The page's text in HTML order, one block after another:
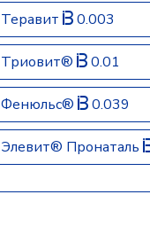
Теравит 0.003
Триовит® 0.01
Фенюльс® 0.039
Элевит® Пронаталь